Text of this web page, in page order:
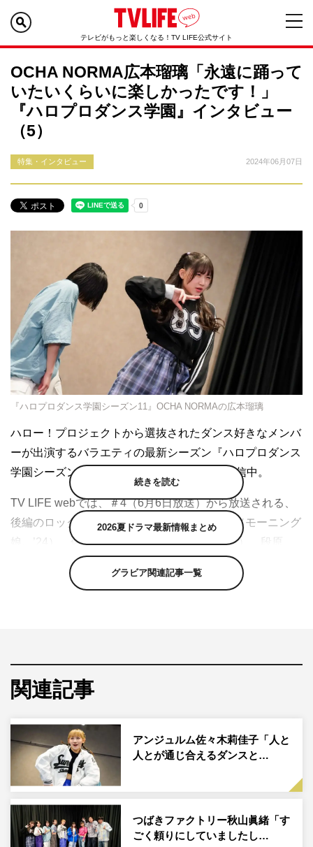
テレビがもっと楽しくなる！TV LIFE公式サイト
OCHA NORMA広本瑠璃「永遠に踊って
いたいくらいに楽しかったです！」
『ハロプロダンス学園』インタビュー
（5）
特集・インタビュー 2024年06月07日
『ハロプロダンス学園シーズン11』OCHA NORMAの広本瑠璃
ハロー！プロジェクトから選抜されたダンス好きなメンバ
ーが出演するバラエティの最新シーズン『ハロプロダンス
学園シーズン11』（ダンスチャンネル）が配信中。
TV LIFE webでは、＃4（6月6日放送）から放送される、
後編のロックダンスの感想を石田亜佑美さん（モーニング
娘。’24）、佐々木莉佳子さん（アンジュルム）、段原
瑠々さん（Juice=Juice）、秋山眞緒さん（つばきファク
トリー）、平井美葉さん（BEYOOOOONDS）、広本瑠璃
続きを読む
2026夏ドラマ最新情報まとめ
グラビア関連記事一覧
関連記事
アンジュルム佐々木莉佳子「人と
人とが通じ合えるダンスと…
つばきファクトリー秋山眞緒「す
ごく頼りにしていましたし…